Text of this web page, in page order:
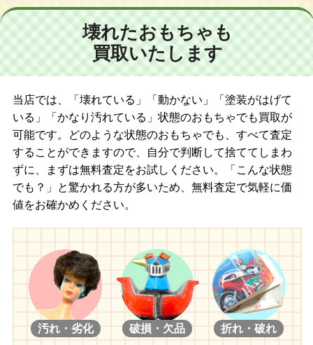
壊れたおもちゃも
買取いたします
当店では、「壊れている」「動かない」「塗装がはげて
いる」「かなり汚れている」状態のおもちゃでも買取が
可能です。どのような状態のおもちゃでも、すべて査定
することができますので、自分で判断して捨ててしまわ
ずに、まずは無料査定をお試しください。「こんな状態
でも？」と驚かれる方が多いため、無料査定で気軽に価
値をお確かめください。
汚れ・劣化 破損・欠品 折れ・破れ